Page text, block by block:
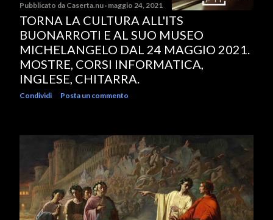
Pubblicato da Caserta.nu maggio 24, 2021
TORNA LA CULTURA ALL'ITS
BUONARROTI E AL SUO MUSEO
MICHELANGELO DAL 24 MAGGIO 2021.
MOSTRE, CORSI INFORMATICA,
INGLESE, CHITARRA.
Condividi Posta un commento